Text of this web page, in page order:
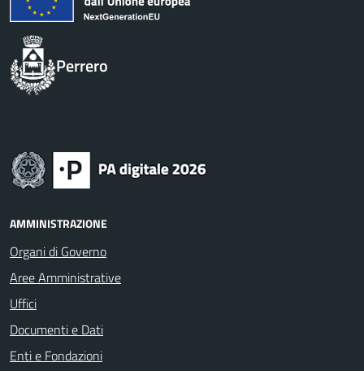
Perrero
AMMINISTRAZIONE
Organi di Governo
Aree Amministrative
Uffici
Documenti e Dati
Enti e Fondazioni